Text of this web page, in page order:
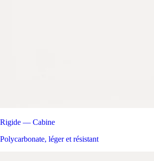
Rigide — Cabine
Polycarbonate, léger et résistant